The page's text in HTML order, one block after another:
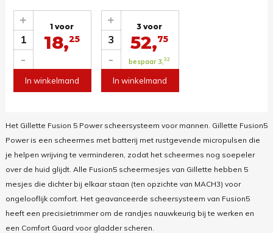
1
-
+ 1 voor
18,25
In winkelmand
3
-
+ 3 voor
52,75
bespaar 3,32
In winkelmand
Het Gillette Fusion 5 Power scheersysteem voor mannen. Gillette Fusion5
Power is een scheermes met batterij met rustgevende micropulsen die
je helpen wrijving te verminderen, zodat het scheermes nog soepeler
over de huid glijdt. Alle Fusion5 scheermesjes van Gillette hebben 5
mesjes die dichter bij elkaar staan (ten opzichte van MACH3) voor
ongelooflijk comfort. Het geavanceerde scheersysteem van Fusion5
heeft een precisietrimmer om de randjes nauwkeurig bij te werken en
een Comfort Guard voor gladder scheren.